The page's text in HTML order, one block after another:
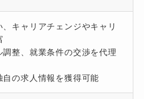
キャリアチェンジやキャリ
整、就業条件の交渉を代理
の求人情報を獲得可能